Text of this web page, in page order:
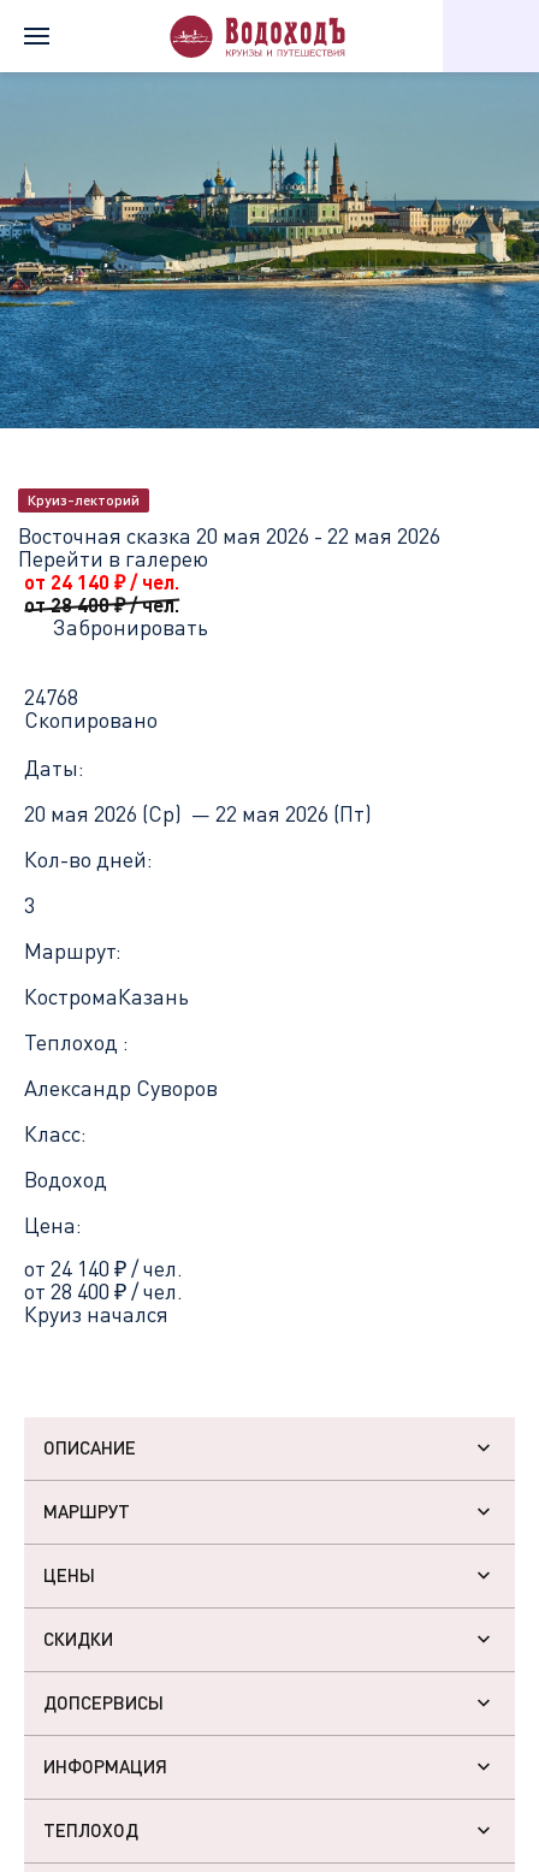
Круиз-лекторий
Восточная сказка 20 мая 2026 - 22 мая 2026
Перейти в галерею
от 24 140 ₽/ чел.
от 28 400₽/ чел.
Забронировать
24768
Скопировано
Даты:
20 мая 2026 (Ср) — 22 мая 2026 (Пт)
Кол-во дней:
3
Маршрут:
КостромаКазань
Теплоход :
Александр Суворов
Класс:
Водоход
Цена:
от 24 140 ₽/ чел.
от 28 400 ₽/ чел.
Круиз начался
ОПИСАНИЕ
МАРШРУТ
ЦЕНЫ
СКИДКИ
ДОПСЕРВИСЫ
ИНФОРМАЦИЯ
ТЕПЛОХОД